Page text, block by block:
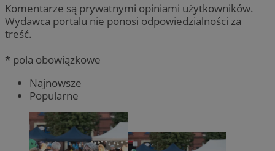
Komentarze są prywatnymi opiniami użytkowników.
Wydawca portalu nie ponosi odpowiedzialności za
treść.
* pola obowiązkowe
Najnowsze
Popularne